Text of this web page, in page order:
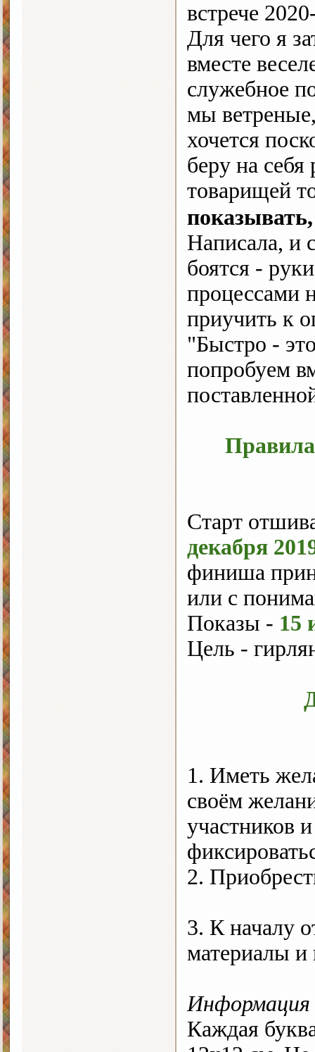
встрече
Для чего я
вместе
служебное
мы
хочется
беру на
товарищей
Написала, и
боятся -
процессами
приучить к
"Быстро -
попробуем
Старт
декабря
финиша
или с
Показы - 15
Цель -
1. Иметь
своём
участников
2.
3. К началу
материалы и
Каждая